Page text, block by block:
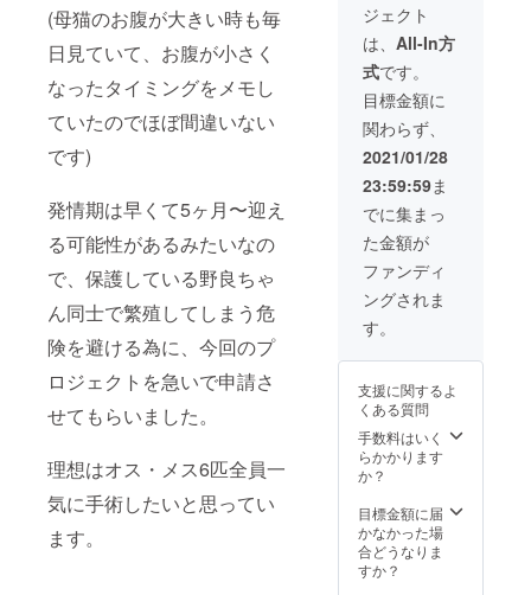
(母猫のお腹が大きい時も毎
日見ていて、お腹が小さく
なったタイミングをメモし
ていたのでほぼ間違いない
です)
発情期は早くて5ヶ月〜迎え
る可能性があるみたいなの
で、保護している野良ちゃ
ん同士で繁殖してしまう危
険を避ける為に、今回のプ
ロジェクトを急いで申請さ
せてもらいました。
理想はオス・メス6匹全員一
気に手術したいと思ってい
ます。
ジェクト
は、 All-In方
式です。
目標金額に
関わらず、
2021/01/28
23:59:59ま
でに集まっ
た金額が
ファンディ
ングされま
す。
支援に関するよ
くある質問
手数料はいく
らかかります
か？
目標金額に届
かなかった場
合どうなりま
すか？